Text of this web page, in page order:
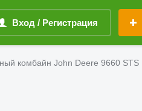
Вход / Регистрация
комбайн John Deere 9660 STS